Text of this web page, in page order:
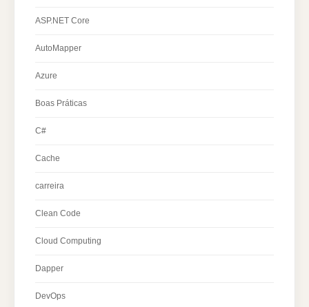
ASP.NET Core
AutoMapper
Azure
Boas Práticas
C#
Cache
carreira
Clean Code
Cloud Computing
Dapper
DevOps